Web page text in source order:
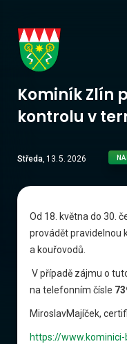
u
Kominík Zlín
kontrolu v
Středa, 13.5. 2026
Od 18. května do 30.
provádět pravidelnou
a kouřovodů.
V případě zájmu o
na telefonním čísle
MiroslavMajíček,
https://www.kominici-